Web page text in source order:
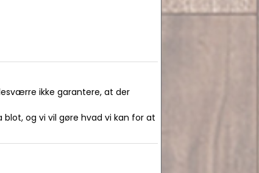
ikke garantere, at der
og vi vil gøre hvad vi kan for at